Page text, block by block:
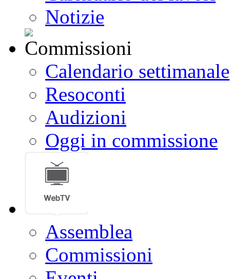
Notizie
Calendario settimanale
Resoconti
Audizioni
Oggi in commissione
Assemblea
Commissioni